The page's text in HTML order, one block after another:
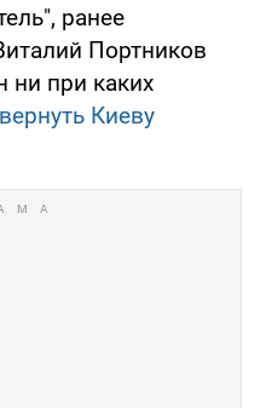
ранее
Портников
ни при каких
Киеву